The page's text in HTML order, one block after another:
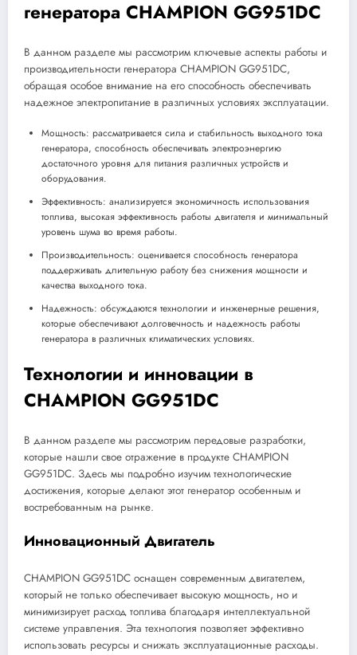
генератора CHAMPION GG951DC
В данном разделе мы рассмотрим ключевые аспекты работы и
производительности генератора CHAMPION GG951DC,
обращая особое внимание на его способность обеспечивать
надежное электропитание в различных условиях эксплуатации.
Мощность: рассматривается сила и стабильность выходного тока
генератора, способность обеспечивать электроэнергию
достаточного уровня для питания различных устройств и
оборудования.
Эффективность: анализируется экономичность использования
топлива, высокая эффективность работы двигателя и минимальный
уровень шума во время работы.
Производительность: оценивается способность генератора
поддерживать длительную работу без снижения мощности и
качества выходного тока.
Надежность: обсуждаются технологии и инженерные решения,
которые обеспечивают долговечность и надежность работы
генератора в различных климатических условиях.
Технологии и инновации в
CHAMPION GG951DC
В данном разделе мы рассмотрим передовые разработки,
которые нашли свое отражение в продукте CHAMPION
GG951DC. Здесь мы подробно изучим технологические
достижения, которые делают этот генератор особенным и
востребованным на рынке.
Инновационный Двигатель
CHAMPION GG951DC оснащен современным двигателем,
который не только обеспечивает высокую мощность, но и
минимизирует расход топлива благодаря интеллектуальной
системе управления. Эта технология позволяет эффективно
использовать ресурсы и снижать эксплуатационные расходы.